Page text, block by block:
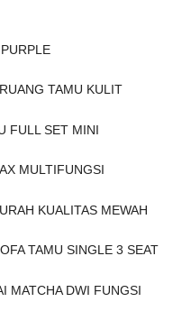
TAMU KULIT
FULL SET MINI
MULTIFUNGSI
KUALITAS MEWAH
TAMU SINGLE 3 SEAT
MATCHA DWI FUNGSI